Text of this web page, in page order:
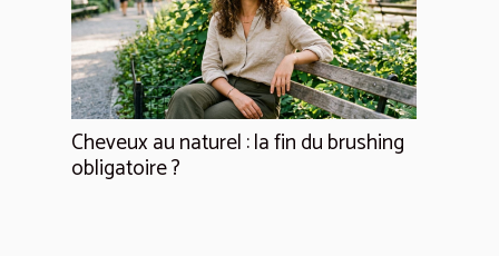
Cheveux au naturel : la fin du brushing
obligatoire ?